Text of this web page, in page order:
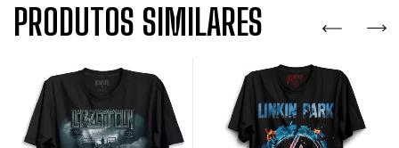
PRODUTOS SIMILARES